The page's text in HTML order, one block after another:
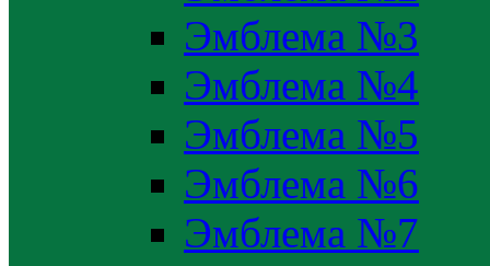
Эмблема №3
Эмблема №4
Эмблема №5
Эмблема №6
Эмблема №7